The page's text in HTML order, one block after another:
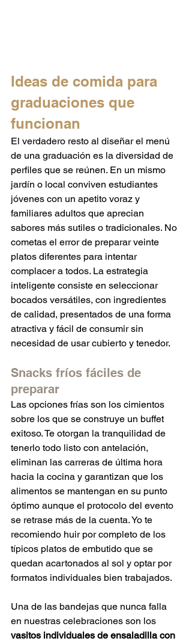
Ideas de comida para
graduaciones que
funcionan
El verdadero resto al diseñar el menú
de una graduación es la diversidad de
perfiles que se reúnen. En un mismo
jardín o local conviven estudiantes
jóvenes con un apetito voraz y
familiares adultos que aprecian
sabores más sutiles o tradicionales. No
cometas el error de preparar veinte
platos diferentes para intentar
complacer a todos. La estrategia
inteligente consiste en seleccionar
bocados versátiles, con ingredientes
de calidad, presentados de una forma
atractiva y fácil de consumir sin
necesidad de usar cubierto y tenedor.
Snacks fríos fáciles de
preparar
Las opciones frías son los cimientos
sobre los que se construye un buffet
exitoso. Te otorgan la tranquilidad de
tenerlo todo listo con antelación,
eliminan las carreras de última hora
hacia la cocina y garantizan que los
alimentos se mantengan en su punto
óptimo aunque el protocolo del evento
se retrase más de la cuenta. Yo te
recomiendo huir por completo de los
típicos platos de embutido que se
quedan acartonados al sol y optar por
formatos individuales bien trabajados.
Una de las bandejas que nunca falla
en nuestras celebraciones son los
vasitos individuales de ensaladilla con